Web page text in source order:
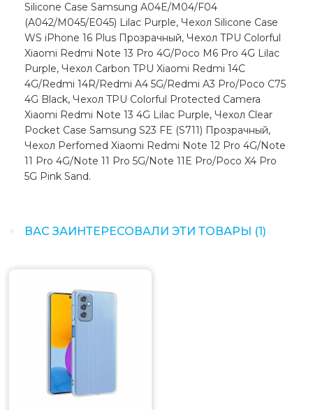
Silicone Case Samsung A04E/M04/F04
(A042/M045/E045) Lilac Purple, Чехол Silicone Case
WS iPhone 16 Plus Прозрачный, Чехол TPU Colorful
Xiaomi Redmi Note 13 Pro 4G/Poco M6 Pro 4G Lilac
Purple, Чехол Carbon TPU Xiaomi Redmi 14C
4G/Redmi 14R/Redmi A4 5G/Redmi A3 Pro/Poco C75
4G Black, Чехол TPU Colorful Protected Camera
Xiaomi Redmi Note 13 4G Lilac Purple, Чехол Clear
Pocket Case Samsung S23 FE (S711) Прозрачный,
Чехол Perfomed Xiaomi Redmi Note 12 Pro 4G/Note
11 Pro 4G/Note 11 Pro 5G/Note 11E Pro/Poco X4 Pro
5G Pink Sand.
ВАС ЗАИНТЕРЕСОВАЛИ ЭТИ ТОВАРЫ (1)